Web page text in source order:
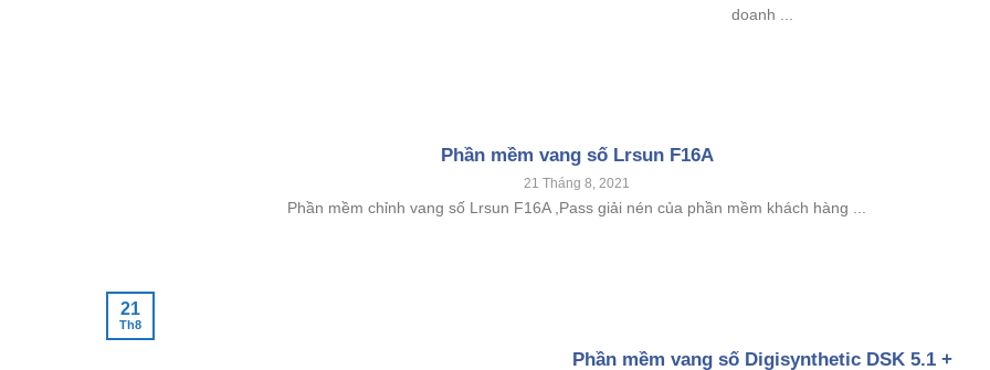
doanh ...
Phần mềm vang số Lrsun F16A
21 Tháng 8, 2021
Phần mềm chỉnh vang số Lrsun F16A ,Pass giải nén của phần mềm khách hàng ...
Phần mềm vang số Digisynthetic DSK 5.1 +
21
Th8